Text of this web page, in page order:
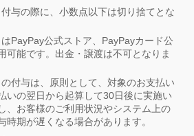
与の際に、小数点以下は切り捨てとな
PayPay公式ストア、PayPayカード公
可能です。出金・譲渡は不可となりま
付与は、原則として、対象のお支払い
いの翌日から起算して30日後に実施い
、お客様のご利用状況やシステム上の
時期が遅くなる場合があります。